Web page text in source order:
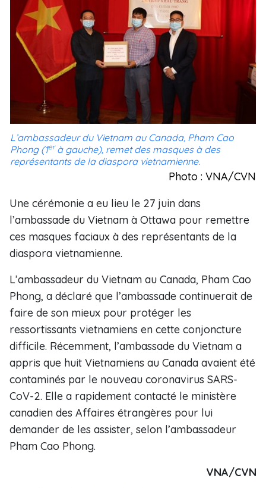
L’ambassadeur du Vietnam au Canada, Pham Cao
Phong (1er à gauche), remet des masques à des
représentants de la diaspora vietnamienne.
Photo : VNA/CVN
Une cérémonie a eu lieu le 27 juin dans
l’ambassade du Vietnam à Ottawa pour remettre
ces masques faciaux à des représentants de la
diaspora vietnamienne.
L’ambassadeur du Vietnam au Canada, Pham Cao
Phong, a déclaré que l’ambassade continuerait de
faire de son mieux pour protéger les
ressortissants vietnamiens en cette conjoncture
difficile. Récemment, l’ambassade du Vietnam a
appris que huit Vietnamiens au Canada avaient été
contaminés par le nouveau coronavirus SARS-
CoV-2. Elle a rapidement contacté le ministère
canadien des Affaires étrangères pour lui
demander de les assister, selon l’ambassadeur
Pham Cao Phong.
VNA/CVN